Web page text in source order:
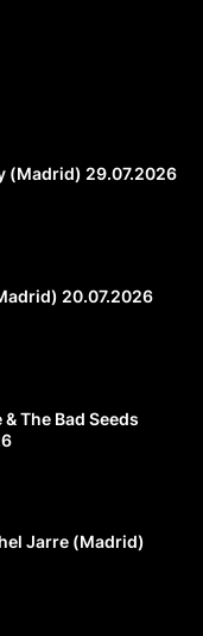
(Madrid) 29.07.2026
20.07.2026
The Bad Seeds
Jarre (Madrid)